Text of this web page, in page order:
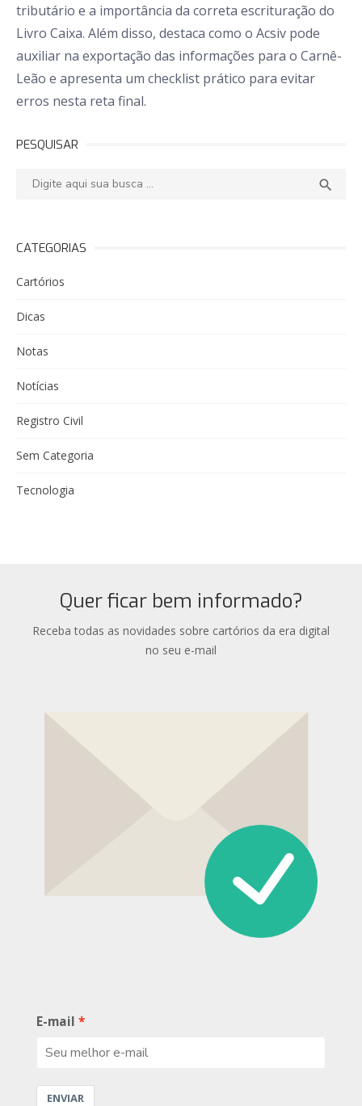
tributário e a importância da correta escrituração do
Livro Caixa. Além disso, destaca como o Acsiv pode
auxiliar na exportação das informações para o Carnê-
Leão e apresenta um checklist prático para evitar
erros nesta reta final.
PESQUISAR
Pesquisar: 
CATEGORIAS
Cartórios
Dicas
Notas
Notícias
Registro Civil
Sem Categoria
Tecnologia
Quer ficar bem informado?
Receba todas as novidades sobre cartórios da era digital
no seu e-mail
E-mail
ENVIAR